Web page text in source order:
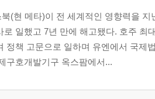
(현 메타)이 전 세계적인 영향력을
로 일했고 7년 만에 해고됐다. 호주 최
정책 고문으로 일하며 유엔에서 국제
구호개발기구 옥스팜에서...